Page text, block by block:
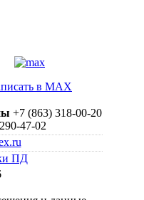
в MAX
+7 (863) 318-00-20
47-02
ПД